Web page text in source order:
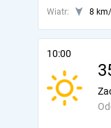
Wiatr:
8
10:00